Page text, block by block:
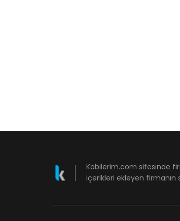
Kobilerim.com sitesinde
içerikleri ekleyen